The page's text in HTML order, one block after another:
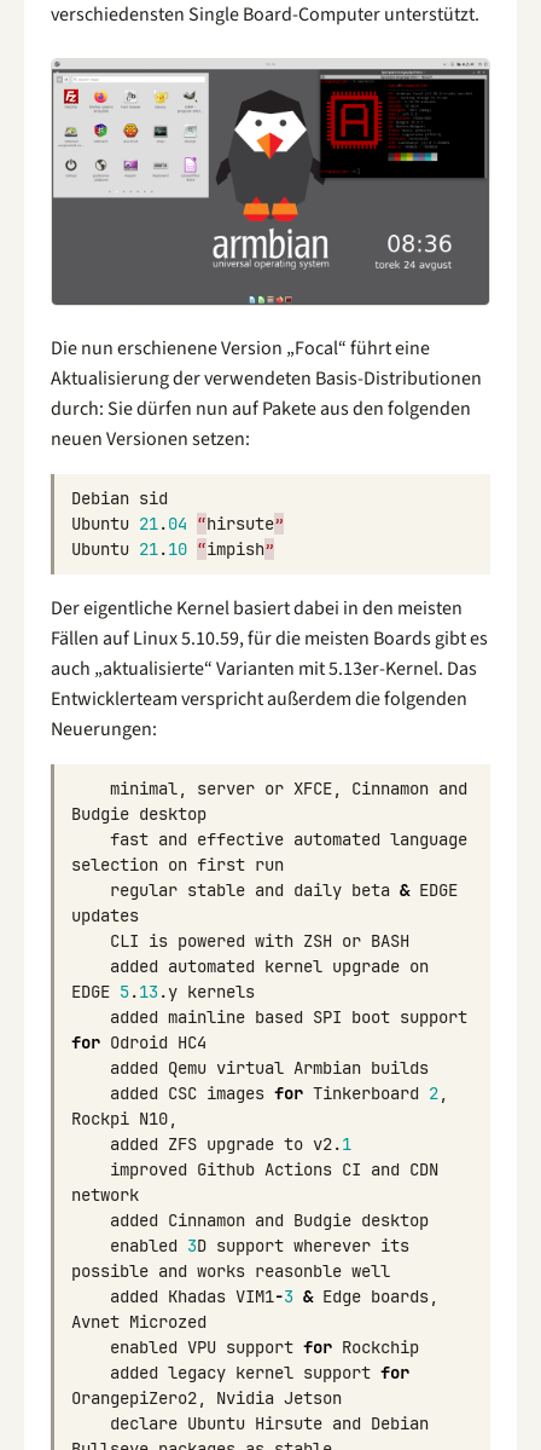
verschiedensten Single Board-Computer unterstützt.
Die nun erschienene Version „Focal“ führt eine
Aktualisierung der verwendeten Basis-Distributionen
durch: Sie dürfen nun auf Pakete aus den folgenden
neuen Versionen setzen:
Debian sid
Ubuntu 21.04 “hirsute”
Ubuntu 21.10 “impish”
Der eigentliche Kernel basiert dabei in den meisten
Fällen auf Linux 5.10.59, für die meisten Boards gibt es
auch „aktualisierte“ Varianten mit 5.13er-Kernel. Das
Entwicklerteam verspricht außerdem die folgenden
Neuerungen:
minimal, server or XFCE, Cinnamon and
Budgie desktop
fast and effective automated language
selection on first run
regular stable and daily beta & EDGE
updates
CLI is powered with ZSH or BASH
added automated kernel upgrade on
EDGE 5.13.y kernels
added mainline based SPI boot support
for Odroid HC4
added Qemu virtual Armbian builds
added CSC images for Tinkerboard 2,
Rockpi N10,
added ZFS upgrade to v2.1
improved Github Actions CI and CDN
network
added Cinnamon and Budgie desktop
enabled 3D support wherever its
possible and works reasonble well
added Khadas VIM1-3 & Edge boards,
Avnet Microzed
enabled VPU support for Rockchip
added legacy kernel support for
OrangepiZero2, Nvidia Jetson
declare Ubuntu Hirsute and Debian